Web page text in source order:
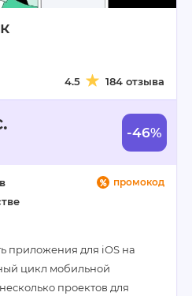
4.5 184 отзыва
-46%
промокод
приложения для iOS на
цикл мобильной
проектов для